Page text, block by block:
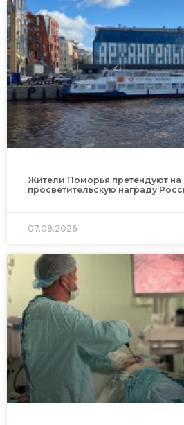
Жители Поморья претендуют на
просветительскую награду
07.08.2026